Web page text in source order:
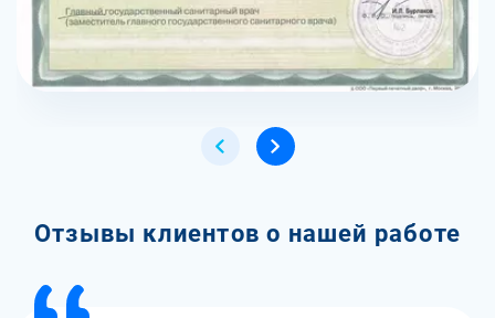
Отзывы клиентов о нашей работе